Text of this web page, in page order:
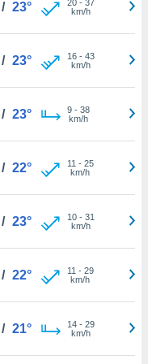
/ 23° 20- 37
km/h
/ 23° 16- 43
km/h
/ 23° 9- 38
km/h
/ 22° 11 - 25
km/h
/ 23° 10- 31
km/h
/ 22° 11 - 29
km/h
/ 21° 14- 29
km/h